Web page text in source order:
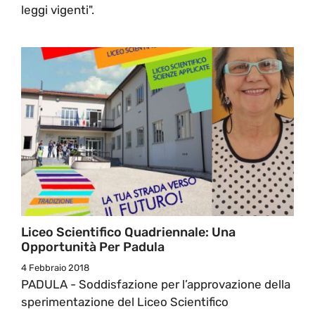
leggi vigenti".
Liceo Scientifico Quadriennale: Una
Opportunità Per Padula
4 Febbraio 2018
PADULA - Soddisfazione per l’approvazione della
sperimentazione del Liceo Scientifico